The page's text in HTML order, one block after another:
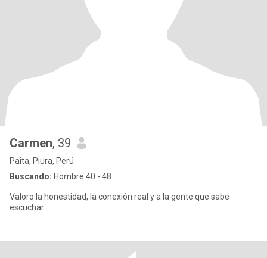
Carmen, 39
Paita, Piura, Perú
Buscando: Hombre 40 - 48
Valoro la honestidad, la conexión real y a la gente que sabe
escuchar.